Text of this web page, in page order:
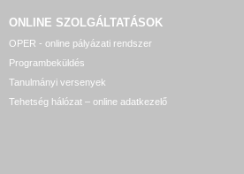
ONLINE SZOLGÁLTATÁSOK
OPER - online pályázati rendszer
Programbeküldés
Tanulmányi versenyek
Tehetség hálózat – online adatkezelő